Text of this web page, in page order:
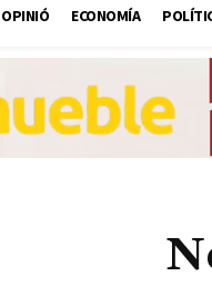
OPINIÓ ECONOMÍA